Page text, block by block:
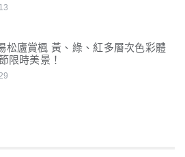
松廬賞楓 黃、綠、紅多層次色彩體
限時美景！